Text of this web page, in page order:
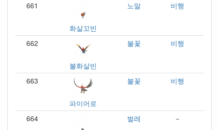
661
화살꼬빈
노말 비행
662
불화살빈
불꽃 비행
663
파이어로
불꽃 비행
664 벌레 －